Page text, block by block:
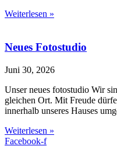
Weiterlesen »
Neues Fotostudio
Juni 30, 2026
Unser neues fotostudio Wir
gleichen Ort. Mit Freude
innerhalb unseres Hauses
Weiterlesen »
Facebook-f